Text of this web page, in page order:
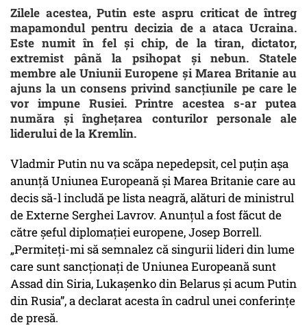
Zilele acestea, Putin este aspru criticat de întreg
mapamondul pentru decizia de a ataca Ucraina.
Este numit în fel şi chip, de la tiran, dictator,
extremist până la psihopat şi nebun. Statele
membre ale Uniunii Europene și Marea Britanie au
ajuns la un consens privind sancțiunile pe care le
vor impune Rusiei. Printre acestea s-ar putea
număra şi îngheţarea conturilor personale ale
liderului de la Kremlin.
Vladmir Putin nu va scăpa nepedepsit, cel puţin aşa
anunţă Uniunea Europeană și Marea Britanie care au
decis să-l includă pe lista neagră, alături de ministrul
de Externe Serghei Lavrov. Anunțul a fost făcut de
către șeful diplomației europene, Josep Borrell.
„Permiteți-mi să semnalez că singurii lideri din lume
care sunt sancționați de Uniunea Europeană sunt
Assad din Siria, Lukașenko din Belarus și acum Putin
din Rusia”, a declarat acesta în cadrul unei conferințe
de presă.